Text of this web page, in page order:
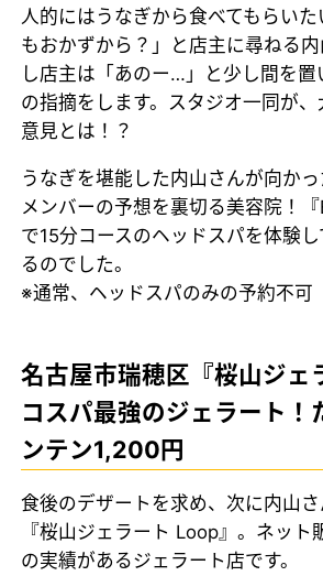
人的にはうなぎから食べてもらいた
もおかずから？」と店主に尋ねる
し店主は「あのー…」と少し間を置
の指摘をします。スタジオ一同が
意見とは！？
うなぎを堪能した内山さんが向か
メンバーの予想を裏切る美容院！『
で15分コースのヘッドスパを体験
るのでした。
※通常、ヘッドスパのみの予約不可
名古屋市瑞穂区『桜山ジェ
コスパ最強のジェラート！
ンテン1,200円
食後のデザートを求め、次に内山
『桜山ジェラート Loop』。ネット
の実績があるジェラート店です。